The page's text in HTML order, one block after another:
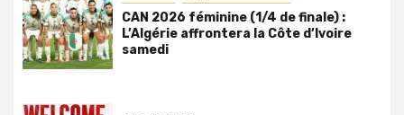
CAN 2026 féminine (1/4 de finale) :
L’Algérie affrontera la Côte d’Ivoire
samedi